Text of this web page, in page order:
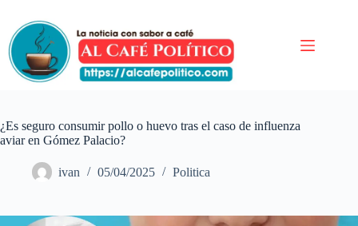
contenido
¿Es seguro consumir pollo o huevo tras el caso de influenza
aviar en Gómez Palacio?
ivan 05/04/2025 Politica